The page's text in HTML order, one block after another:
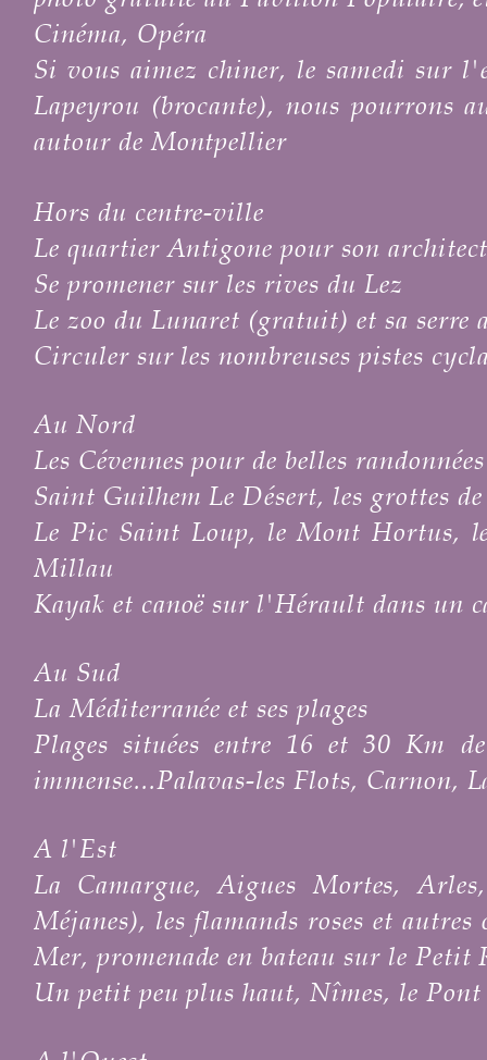
Cinéma, Opéra
Si vous aimez chiner, le samedi sur
Lapeyrou (brocante), nous pourrons
autour de Montpellier
Hors du centre-ville
Le quartier Antigone pour son
Se promener sur les rives du Lez
Le zoo du Lunaret (gratuit) et sa serre
Circuler sur les nombreuses pistes
Au Nord
Les Cévennes pour de belles randonnées
Saint Guilhem Le Désert, les grottes
Le Pic Saint Loup, le Mont Hortus,
Millau
Kayak et canoë sur l'Hérault dans un
Au Sud
La Méditerranée et ses plages
Plages situées entre 16 et 30 Km
immense...Palavas-les Flots, Carnon,
A l'Est
La Camargue, Aigues Mortes,
Méjanes), les flamands roses et
Mer, promenade en bateau sur le Petit
Un petit peu plus haut, Nîmes, le